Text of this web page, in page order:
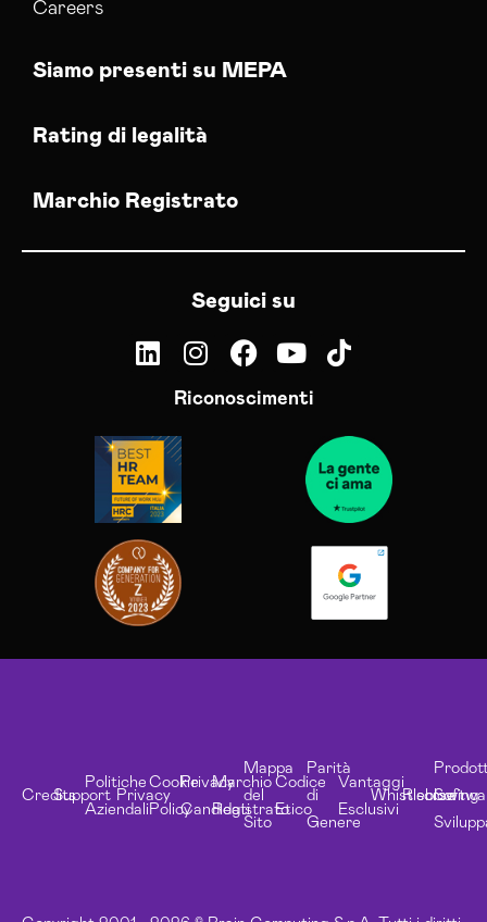
Careers
Siamo presenti su MEPA
Rating di legalità
Marchio Registrato
Seguici su
Riconoscimenti
CreditsSupport
Politiche
Aziendali
Privacy
Cookie
Policy
Privacy
Candidati
Marchio
Registrato
Mappa
del
Sito
Codice
Etico
Parità
di
Genere
Vantaggi
Esclusivi
Whistleblowing
Risorse